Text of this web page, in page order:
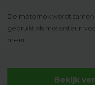
De motornok wordt
gebruikt als motorsteun
meer
Bekijk